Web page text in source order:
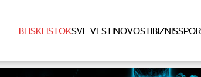
BLISKI ISTOKSVE VESTINOVOSTIBIZNIS